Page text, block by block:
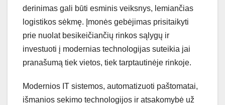
derinimas gali būti esminis veiksnys, lemiančias
logistikos sėkmę. Įmonės gebėjimas prisitaikyti
prie nuolat besikeičiančių rinkos sąlygų ir
investuoti į modernias technologijas suteikia jai
pranašumą tiek vietos, tiek tarptautinėje rinkoje.
Modernios IT sistemos, automatizuoti paštomatai,
išmanios sekimo technologijos ir atsakomybė už